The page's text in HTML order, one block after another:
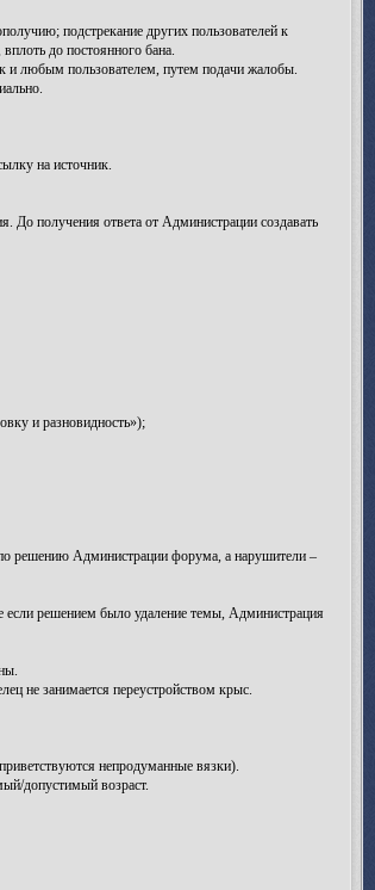
подстрекание других пользователей к
до постоянного бана.
и любым пользователем, путем подачи жалобы.
на источник.
До получения ответа от Администрации создавать
и разновидность»);
решению Администрации форума, а нарушители –
если решением было удаление темы, Администрация
не занимается переустройством крыс.
непродуманные вязки).
допустимый возраст.